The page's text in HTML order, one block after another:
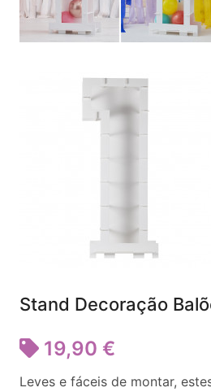
Stand Decoração
19,90 €
Leves e fáceis de montar,